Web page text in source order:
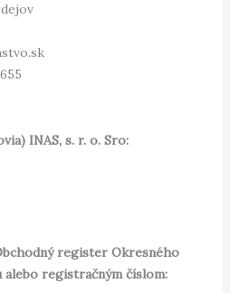
INAS, s. r. o. Sro:
register Okresného
alebo registračným číslom: